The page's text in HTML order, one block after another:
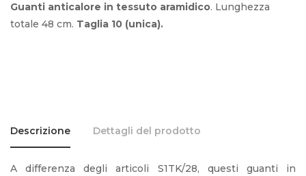
Guanti anticalore in tessuto aramidico. Lunghezza
totale 48 cm. Taglia 10 (unica).
Descrizione Dettagli del prodotto
A differenza degli articoli S1TK/28, questi guanti in